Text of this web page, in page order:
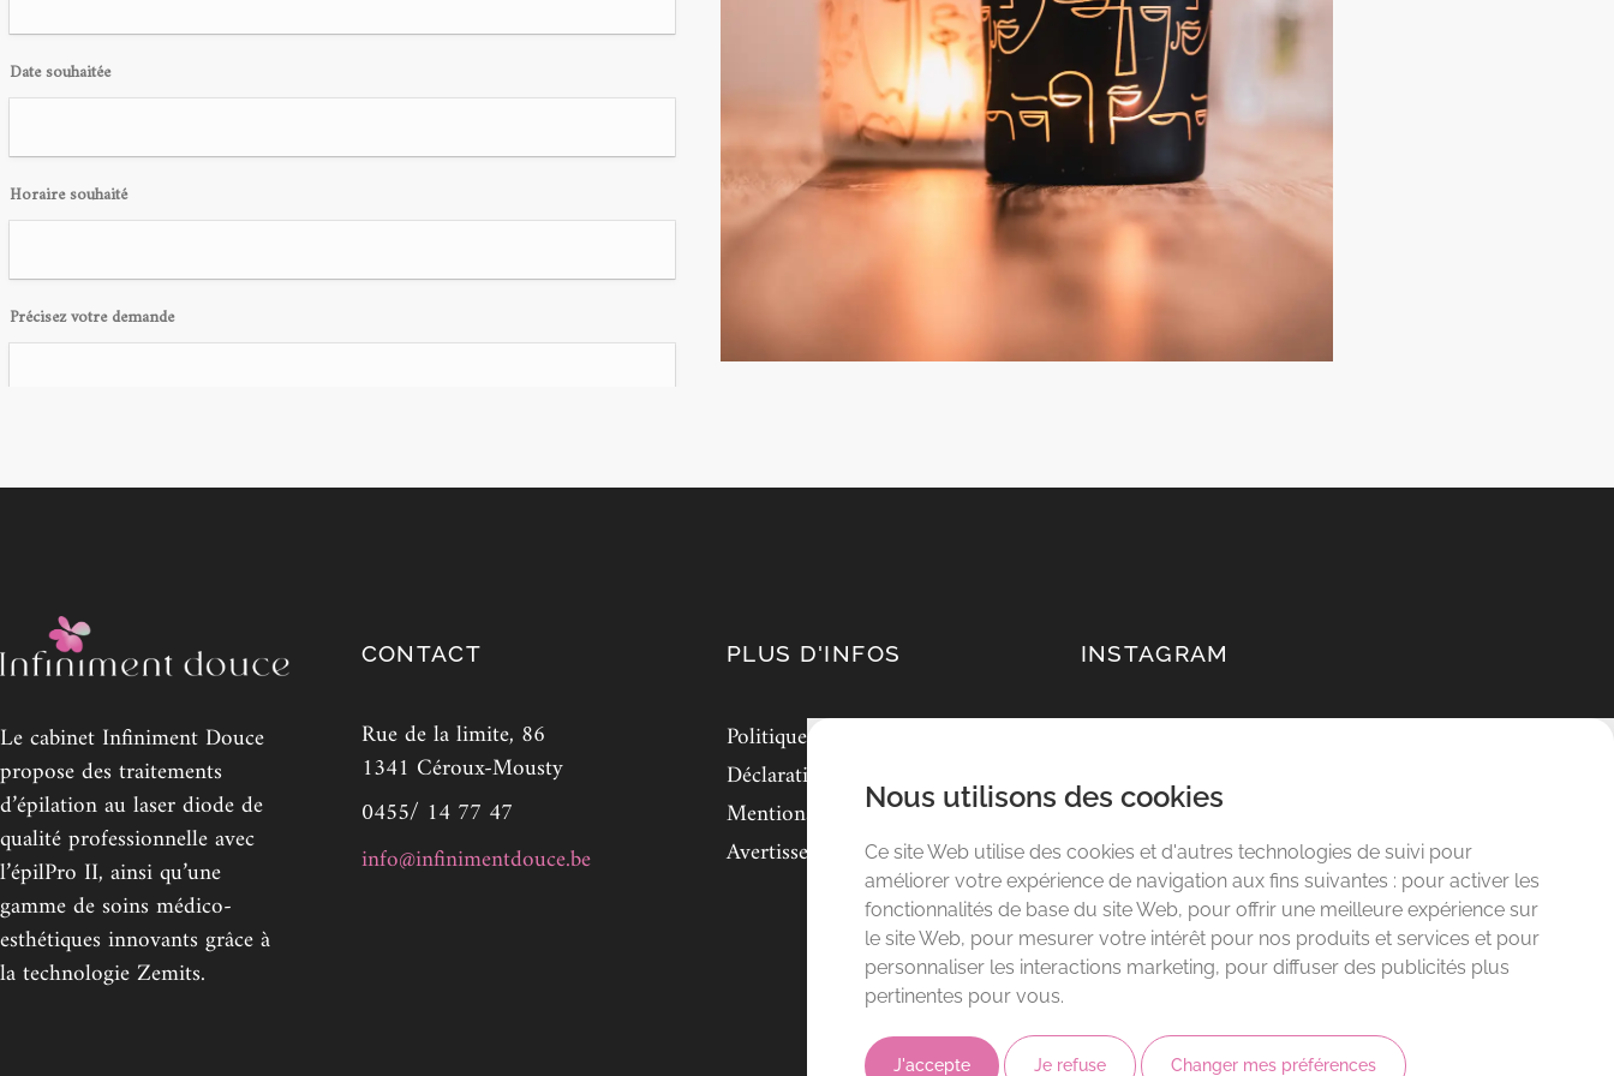
Nous utilisons des cookies
Ce site Web utilise des cookies et d'autres technologies de suivi pour
améliorer votre expérience de navigation aux fins suivantes : pour activer les
fonctionnalités de base du site Web, pour offrir une meilleure expérience sur
le site Web, pour mesurer votre intérêt pour nos produits et services et pour
personnaliser les interactions marketing, pour diffuser des publicités plus
pertinentes pour vous.
J'accepte Je refuse Changer mes préférences
Le cabinet Infiniment Douce
propose des traitements
d’épilation au laser diode de
qualité professionnelle avec
l’épilPro II, ainsi qu’une
gamme de soins médico-
esthétiques innovants grâce à
la technologie Zemits.
CONTACT
Rue de la limite, 86
1341 Céroux-Mousty
0455/ 14 77 47
info@infinimentdouce.be
PLUS D'INFOS
Politique de cookies
Déclaration de confidentialité
Mentions légales
Avertissement
INSTAGRAM